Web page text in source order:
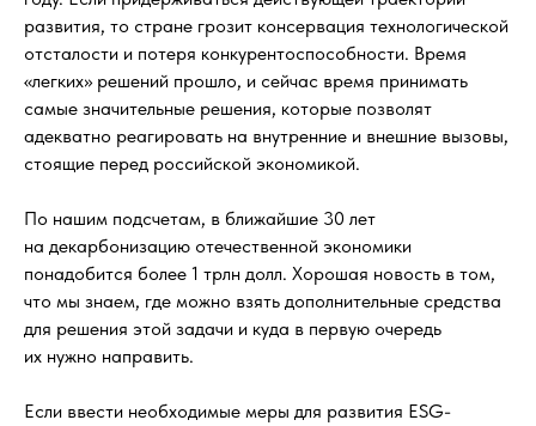
развития, то стране грозит консервация технологической
отсталости и потеря конкурентоспособности. Время
«легких» решений прошло, и сейчас время принимать
самые значительные решения, которые позволят
адекватно реагировать на внутренние и внешние вызовы,
стоящие перед российской экономикой.
По нашим подсчетам, в ближайшие 30 лет
на декарбонизацию отечественной экономики
понадобится более 1 трлн долл. Хорошая новость в том,
что мы знаем, где можно взять дополнительные средства
для решения этой задачи и куда в первую очередь
их нужно направить.
Если ввести необходимые меры для развития ESG-